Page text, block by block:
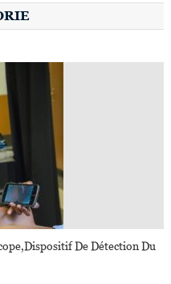
De Détection Du